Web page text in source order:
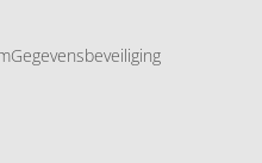
Gegevensbeveiliging